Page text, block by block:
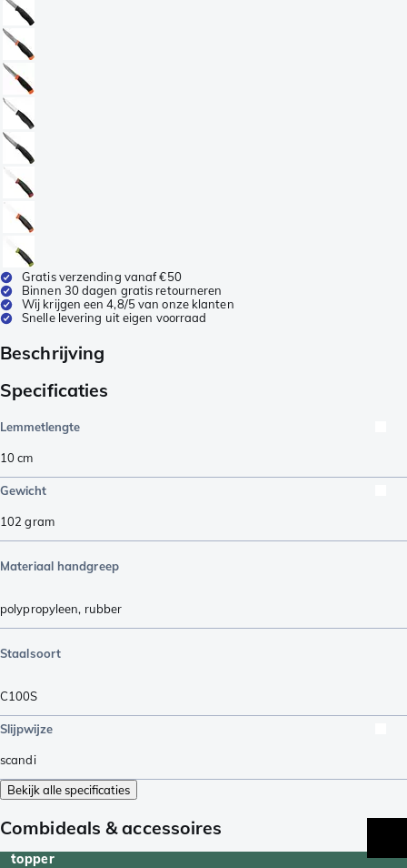
Gratis verzending vanaf €50
Binnen 30 dagen gratis retourneren
Wij krijgen een 4,8/5 van onze klanten
Snelle levering uit eigen voorraad
Beschrijving
Specificaties
Lemmetlengte
10cm
Gewicht
102 gram
Materiaal handgreep
polypropyleen, rubber
Staalsoort
C100S
Slijpwijze
scandi
Bekijk alle specificaties
Combideals & accessoires
topper